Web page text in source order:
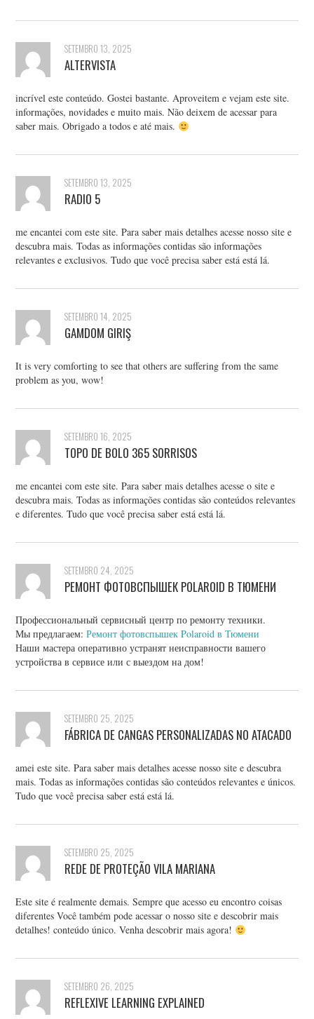
SETEMBRO 13, 2025
ALTERVISTA
incrível este conteúdo. Gostei bastante. Aproveitem e vejam este site.
informações, novidades e muito mais. Não deixem de acessar para
saber mais. Obrigado a todos e até mais.
SETEMBRO 13, 2025
RADIO 5
me encantei com este site. Para saber mais detalhes acesse nosso site e
descubra mais. Todas as informações contidas são informações
relevantes e exclusivos. Tudo que você precisa saber está está lá.
SETEMBRO 14, 2025
GAMDOM GIRIŞ
It is very comforting to see that others are suffering from the same
problem as you, wow!
SETEMBRO 16, 2025
TOPO DE BOLO 365 SORRISOS
me encantei com este site. Para saber mais detalhes acesse o site e
descubra mais. Todas as informações contidas são conteúdos relevantes
e diferentes. Tudo que você precisa saber está está lá.
SETEMBRO 24, 2025
РЕМОНТ ФОТОВСПЫШЕК POLAROID В ТЮМЕНИ
Профессиональный сервисный центр по ремонту техники.
Мы предлагаем:Ремонт фотовспышек Polaroid в Тюмени
Наши мастера оперативно устранят неисправности вашего
устройства в сервисе или с выездом на дом!
SETEMBRO 25, 2025
FÁBRICA DE CANGAS PERSONALIZADAS NO ATACADO
amei este site. Para saber mais detalhes acesse nosso site e descubra
mais. Todas as informações contidas são conteúdos relevantes e únicos.
Tudo que você precisa saber está está lá.
SETEMBRO 25, 2025
REDE DE PROTEÇÃO VILA MARIANA
Este site é realmente demais. Sempre que acesso eu encontro coisas
diferentes Você também pode acessar o nosso site e descobrir mais
detalhes! conteúdo único. Venha descobrir mais agora!
SETEMBRO 26, 2025
REFLEXIVE LEARNING EXPLAINED